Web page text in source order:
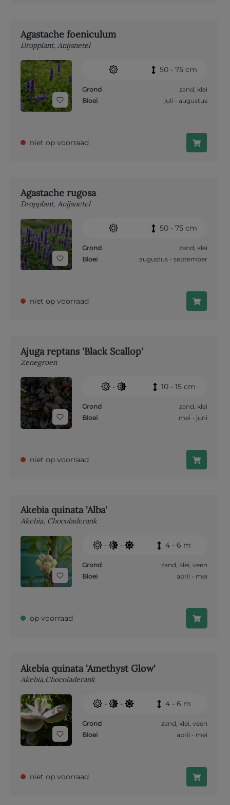
Agastache foeniculum
Dropplant, Anijsnetel
50 - 75 cm
Grond zand, klei
Bloei
juli - augustus
niet op voorraad
Agastache rugosa
Dropplant, Anijsnetel
50 - 75 cm
Grond zand, klei
Bloei
augustus - september
niet op voorraad
Ajuga reptans 'Black Scallop'
Zenegroen
- 10 - 15 cm
Grond zand, klei
Bloei
mei - juni
niet op voorraad
Akebia quinata 'Alba'
Akebia, Chocoladerank
- - 4 - 6 m
Grond zand, klei, veen
Bloei
april - mei
op voorraad
Akebia quinata 'Amethyst Glow'
Akebia,chocoladerank
- - 4 - 6 m
Grond zand, klei, veen
Bloei
april - mei
niet op voorraad